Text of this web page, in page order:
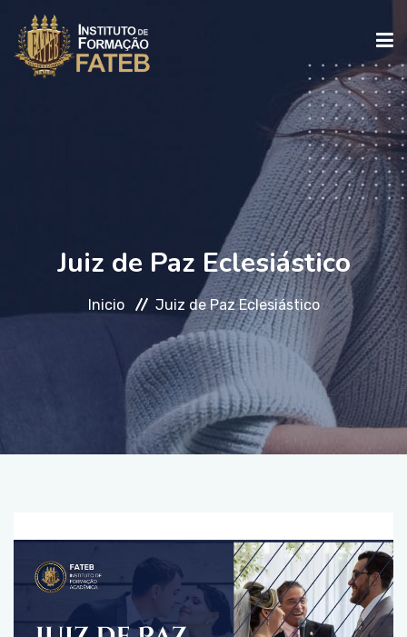
FALE CONOSCO
Juiz de Paz Eclesiástico
Inicio Juiz de Paz Eclesiástico